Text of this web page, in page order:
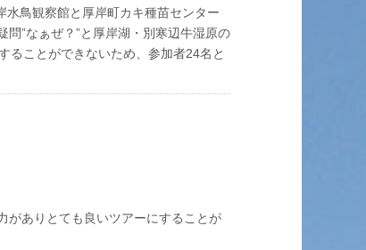
鳥観察館と厚岸町カキ種苗センター
”なぁぜ？”と厚岸湖・別寒辺牛湿原の
ることができないため、参加者24名と
がありとても良いツアーにすることが